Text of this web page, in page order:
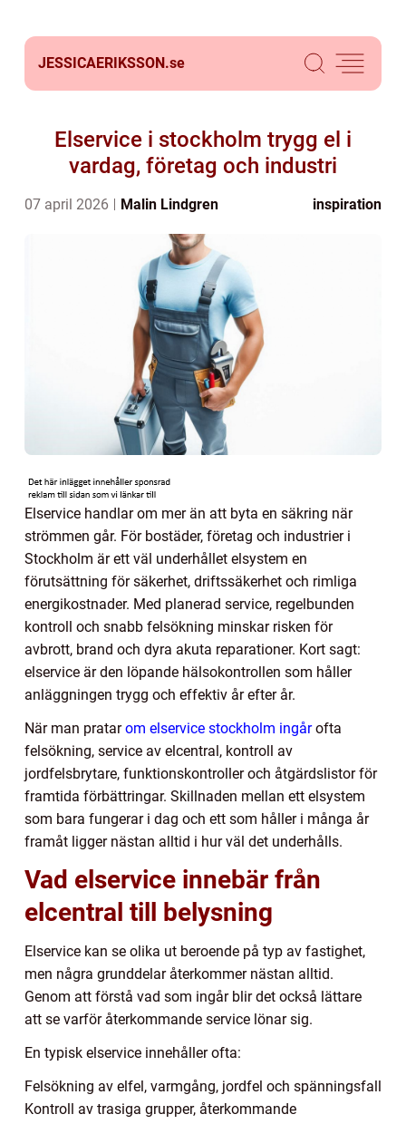
JESSICAERIKSSON.se
Elservice i stockholm trygg el i
vardag, företag och industri
07 april 2026 Malin Lindgren inspiration
Elservice handlar om mer än att byta en säkring när
strömmen går. För bostäder, företag och industrier i
Stockholm är ett väl underhållet elsystem en
förutsättning för säkerhet, driftssäkerhet och rimliga
energikostnader. Med planerad service, regelbunden
kontroll och snabb felsökning minskar risken för
avbrott, brand och dyra akuta reparationer. Kort sagt:
elservice är den löpande hälsokontrollen som håller
anläggningen trygg och effektiv år efter år.
När man pratarom elservice stockholm ingårofta
felsökning, service av elcentral, kontroll av
jordfelsbrytare, funktionskontroller och åtgärdslistor för
framtida förbättringar. Skillnaden mellan ett elsystem
som bara fungerar i dag och ett som håller i många år
framåt ligger nästan alltid i hur väl det underhålls.
Vad elservice innebär från
elcentral till belysning
Elservice kan se olika ut beroende på typ av fastighet,
men några grunddelar återkommer nästan alltid.
Genom att förstå vad som ingår blir det också lättare
att se varför återkommande service lönar sig.
En typisk elservice innehåller ofta:
Felsökning av elfel, varmgång, jordfel och spänningsfall
Kontroll av trasiga grupper, återkommande